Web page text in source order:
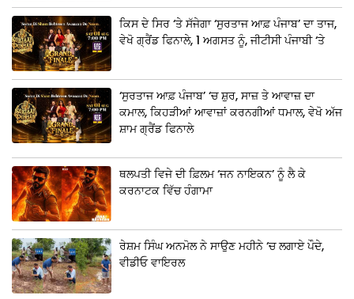
ਕਿਸ ਦੇ ਸਿਰ ‘ਤੇ ਸੱਜੇਗਾ ‘ਸੁਰਤਾਜ ਆਫ਼ ਪੰਜਾਬ’ ਦਾ ਤਾਜ,
ਵੇਖੋ ਗ੍ਰੈਂਡ ਫਿਨਾਲੇ, 1 ਅਗਸਤ ਨੂੰ, ਜੀਟੀਸੀ ਪੰਜਾਬੀ ‘ਤੇ
‘ਸੁਰਤਾਜ ਆਫ਼ ਪੰਜਾਬ’ ‘ਚ ਸ਼ੁਰ, ਸਾਜ਼ ਤੇ ਆਵਾਜ਼ ਦਾ
ਕਮਾਲ, ਕਿਹੜੀਆਂ ਆਵਾਜ਼ਾਂ ਕਰਨਗੀਆਂ ਧਮਾਲ, ਵੇਖੋ ਅੱਜ
ਸ਼ਾਮ ਗ੍ਰੈਂਡ ਫਿਨਾਲੇ
ਥਲਪਤੀ ਵਿਜੇ ਦੀ ਫ਼ਿਲਮ ‘ਜਨ ਨਾਇਕਨ’ ਨੂੰ ਲੈ ਕੇ
ਕਰਨਾਟਕ ਵਿੱਚ ਹੰਗਾਮਾ
ਰੇਸ਼ਮ ਸਿੰਘ ਅਨਮੋਲ ਨੇ ਸਾਉਣ ਮਹੀਨੇ ‘ਚ ਲਗਾਏ ਪੌਦੇ,
ਵੀਡੀਓ ਵਾਇਰਲ